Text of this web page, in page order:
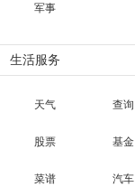
军事
生活服务
天气 查询
股票 基金
菜谱 汽车